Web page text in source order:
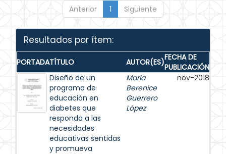
Anterior 1 Siguiente
Resultados por ítem:
PORTADATÍTULO AUTOR(ES)FECHA DE
PUBLICACIÓN
Diseño de un
programa de
educación en
diabetes que
responda a las
necesidades
educativas sentidas
y promueva
María
Berenice
Guerrero
López
nov-2018